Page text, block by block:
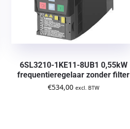
6SL3210-1KE11-8UB1 0,55kW
frequentieregelaar zonder filter
€534,00 excl. BTW